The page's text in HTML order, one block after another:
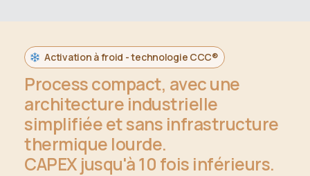
Activation à froid - technologie CCC®
Process compact, avec une
architecture industrielle
simplifiée et sans infrastructure
thermique lourde.
CAPEX jusqu'à 10 fois inférieurs.